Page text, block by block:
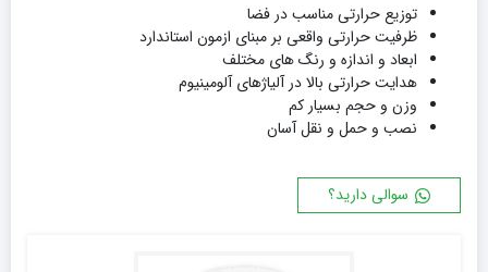
توزیع حرارتی مناسب در فضا
ظرفیت حرارتی واقعی بر مبنای ازمون استاندارد
ابعاد و اندازه و رنگ های مختلف
هدایت حرارتی بالا در آلیاژهای آلومینیوم
وزن و حجم بسیار کم
نصب و حمل و نقل آسان
سوالی دارید؟